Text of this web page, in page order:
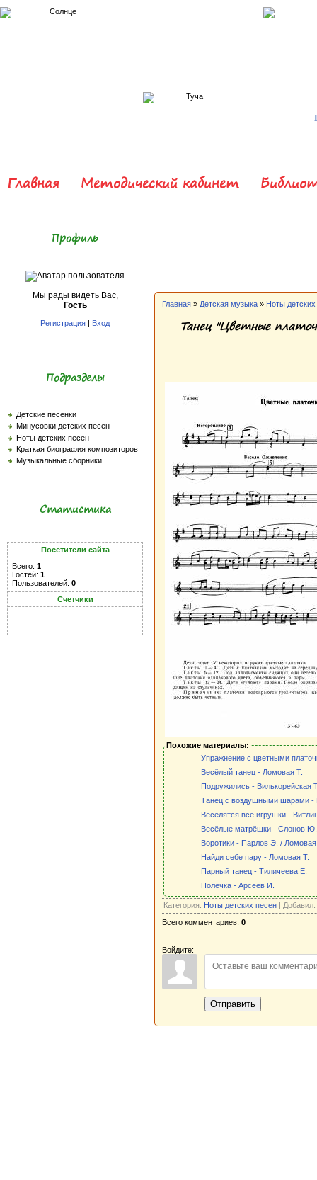
Главная Методический кабинет
Профиль
Мы рады видеть Вас,
Гость
Регистрация | Вход
Подразделы
Детские песенки
Минусовки детских песен
Ноты детских песен
Краткая биография композиторов
Музыкальные сборники
Статистика
Посетители сайта
Всего: 1
Гостей: 1
Пользователей: 0
Счетчики
Главная » Детская музыка » Ноты
Танец "Цветные
Похожие материалы:
Упражнение с цветными
Весёлый танец - Ломовая Т.
Подружились - Вилькорейская
Танец с воздушными шарами -
Веселятся все игрушки -
Весёлые матрёшки - Слонов Ю.
Воротики - Парлов Э. /
Найди себе пару - Ломовая Т.
Парный танец - Тиличеева Е.
Полечка - Арсеев И.
Категория: Ноты детских песен | Добавил:
Всего комментариев: 0
Войдите:
Отправить